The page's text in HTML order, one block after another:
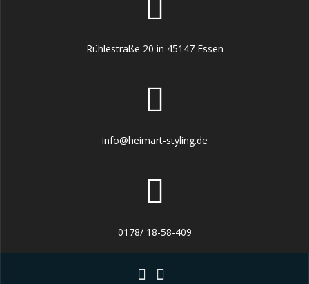
Rühlestraße 20 in 45147 Essen
info@heimart-styling.de
0178/ 18-58-409